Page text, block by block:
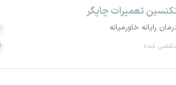
تعمیرات چاپگر
رایانه خاورمیانه
شده